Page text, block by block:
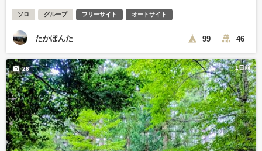
ソロ グループ フリーサイト オートサイト
たかぽんた 99 46
1日前
26